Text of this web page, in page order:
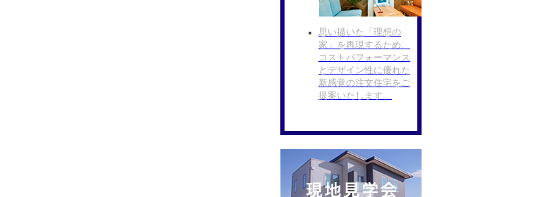
思い描いた「理想の
家」を再現するため、
コストパフォーマンス
とデザイン性に優れた
新感覚の注文住宅をご
提案いたします。